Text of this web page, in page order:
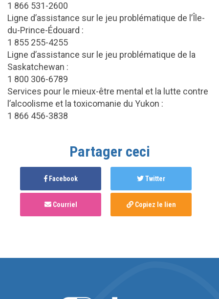
1 866 531-2600
Ligne d’assistance sur le jeu problématique de l’Île-
du-Prince-Édouard :
1 855 255-4255
Ligne d’assistance sur le jeu problématique de la
Saskatchewan :
1 800 306-6789
Services pour le mieux-être mental et la lutte contre
l’alcoolisme et la toxicomanie du Yukon :
1 866 456-3838
Partager ceci
Facebook Twitter
Courriel Copiez le lien